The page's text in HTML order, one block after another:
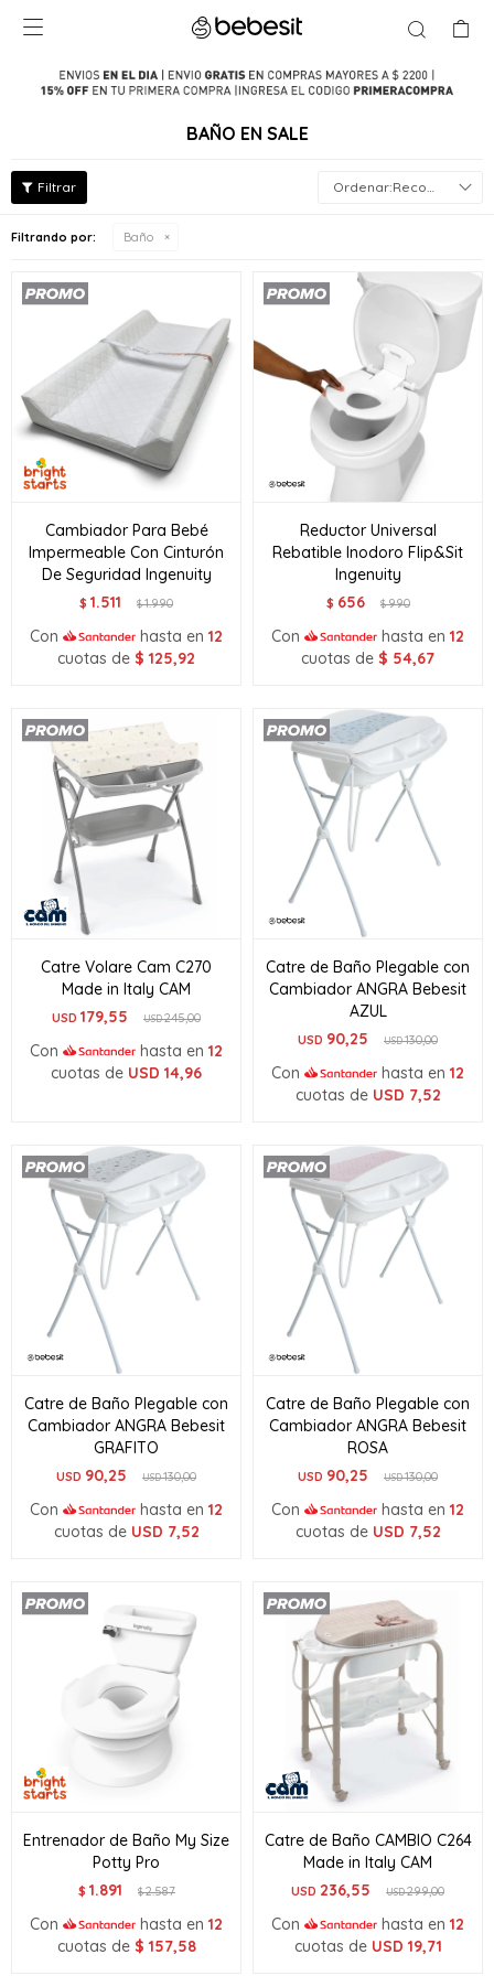

BAÑO EN SALE
Recomendados
Filtrando por: Baño
Cambiador Para Bebé
Impermeable Con Cinturón
De Seguridad Ingenuity
$ 1.511 $1.990
Con hasta en 12
cuotas de $ 125,92
Reductor Universal
Rebatible Inodoro Flip&Sit
Ingenuity
$ 656 $990
Con hasta en 12
cuotas de $ 54,67
Catre Volare Cam C270
Made in Italy CAM
USD 179,55 USD245,00
Con hasta en 12
cuotas de USD 14,96
Catre de Baño Plegable con
Cambiador ANGRA Bebesit
AZUL
USD 90,25 USD130,00
Con hasta en 12
cuotas de USD 7,52
Catre de Baño Plegable con
Cambiador ANGRA Bebesit
GRAFITO
USD 90,25 USD130,00
Con hasta en 12
cuotas de USD 7,52
Catre de Baño Plegable con
Cambiador ANGRA Bebesit
ROSA
USD 90,25 USD130,00
Con hasta en 12
cuotas de USD 7,52
Entrenador de Baño My Size
Potty Pro
$ 1.891 $2.587
Con hasta en 12
cuotas de $ 157,58
Catre de Baño CAMBIO C264
Made in Italy CAM
USD 236,55 USD299,00
Con hasta en 12
cuotas de USD 19,71